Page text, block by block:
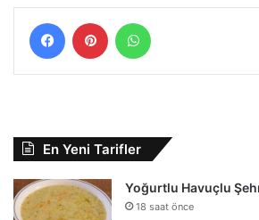
FacebookPinterest
En Yeni Tarifler
Yoğurtlu Havuçlu
18 saat önce